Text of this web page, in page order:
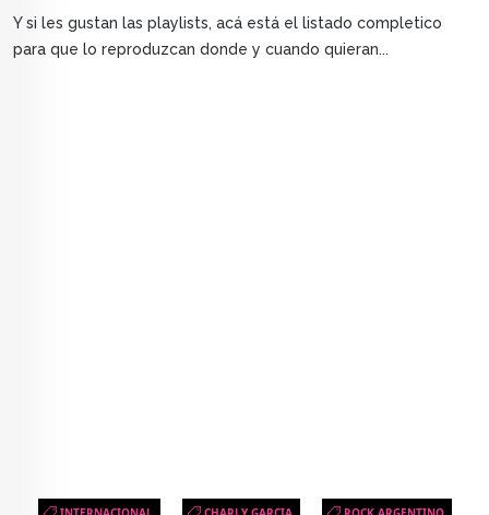
Y si les gustan las playlists, acá está el listado completico
para que lo reproduzcan donde y cuando quieran...